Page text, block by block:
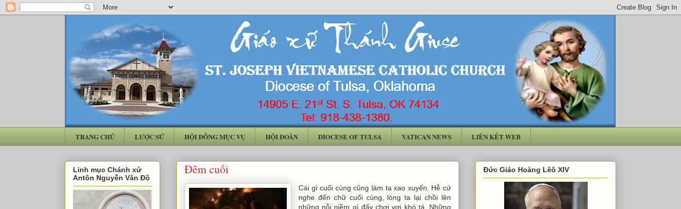
TRANG CHỦ LƯỢC SỬ HỘI ĐỒNG MỤC VỤ HỘI ĐOÀN DIOCESE OF TULSA VATICAN NEWS LIÊN KẾT WEB
Đêm cuối
Cái gì cuối cùng cũng làm ta xao xuyến. Hễ cứ
nghe đến chữ cuối cùng, lòng ta lại chồi lên
những nỗi niềm gì đấy chơi vơi khó tả. Những
Linh mục Chánh xứ
Antôn Nguyễn Văn Đô
Đức Giáo Hoàng Lêô XIV